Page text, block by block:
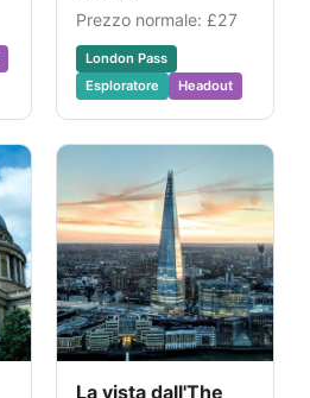
Prezzo normale: £27
London Pass
Esploratore
Headout
La vista dall'The